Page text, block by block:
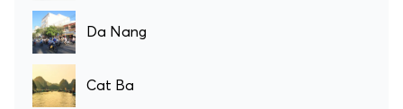
Da Nang
Cat Ba